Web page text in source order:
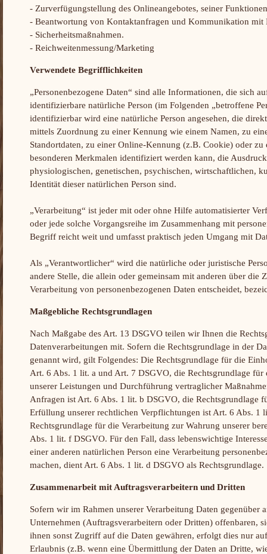
- Zurverfügungstellung des Onlineangebotes, seiner
- Beantwortung von Kontaktanfragen und Kommunikation mit
- Sicherheitsmaßnahmen.
- Reichweitenmessung/Marketing
Verwendete Begrifflichkeiten
„Personenbezogene Daten“ sind alle Informationen, die sich
identifizierbare natürliche Person (im Folgenden „betroffene
identifizierbar wird eine natürliche Person angesehen, die
mittels Zuordnung zu einer Kennung wie einem Namen, zu
Standortdaten, zu einer Online-Kennung (z.B. Cookie) oder zu
besonderen Merkmalen identifiziert werden kann, die
physiologischen, genetischen, psychischen, wirtschaftlichen,
Identität dieser natürlichen Person sind.
„Verarbeitung“ ist jeder mit oder ohne Hilfe automatisierter
oder jede solche Vorgangsreihe im Zusammenhang mit
Begriff reicht weit und umfasst praktisch jeden Umgang mit
Als „Verantwortlicher“ wird die natürliche oder juristische
andere Stelle, die allein oder gemeinsam mit anderen über die
Verarbeitung von personenbezogenen Daten entscheidet,
Maßgebliche Rechtsgrundlagen
Nach Maßgabe des Art. 13 DSGVO teilen wir Ihnen die
Datenverarbeitungen mit. Sofern die Rechtsgrundlage in der
genannt wird, gilt Folgendes: Die Rechtsgrundlage für die
Art. 6 Abs. 1 lit. a und Art. 7 DSGVO, die Rechtsgrundlage
unserer Leistungen und Durchführung vertraglicher
Anfragen ist Art. 6 Abs. 1 lit. b DSGVO, die Rechtsgrundlage
Erfüllung unserer rechtlichen Verpflichtungen ist Art. 6 Abs. 1
Rechtsgrundlage für die Verarbeitung zur Wahrung unserer
Abs. 1 lit. f DSGVO. Für den Fall, dass lebenswichtige
einer anderen natürlichen Person eine Verarbeitung
machen, dient Art. 6 Abs. 1 lit. d DSGVO als Rechtsgrundlage.
Zusammenarbeit mit Auftragsverarbeitern und Dritten
Sofern wir im Rahmen unserer Verarbeitung Daten gegenüber
Unternehmen (Auftragsverarbeitern oder Dritten) offenbaren,
ihnen sonst Zugriff auf die Daten gewähren, erfolgt dies nur
Erlaubnis (z.B. wenn eine Übermittlung der Daten an Dritte,